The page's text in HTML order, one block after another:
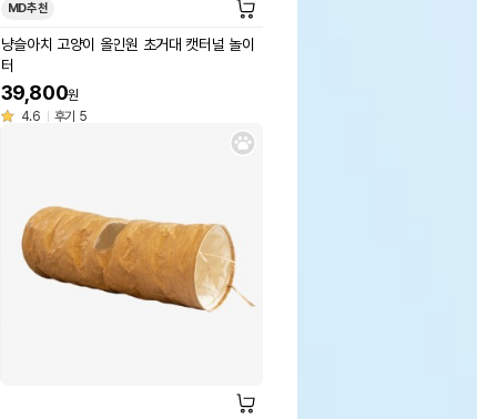
MD추천
냥슬아치 고양이 올인원 초거대 캣터널 놀이
터
39,800원
4.6
후기 5